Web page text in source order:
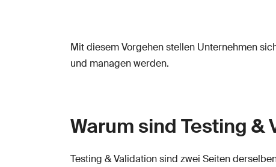
Mit diesem Vorgehen stellen Unternehmen
und managen werden.
Warum sind Testing
Testing & Validation sind zwei Seiten